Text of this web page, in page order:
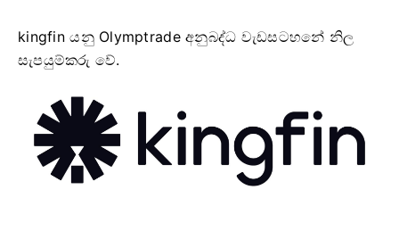
kingfin යනු Olymptrade අනුබද්ධ වැඩසටහනේ නිල
සැපයුම්කරු වේ.